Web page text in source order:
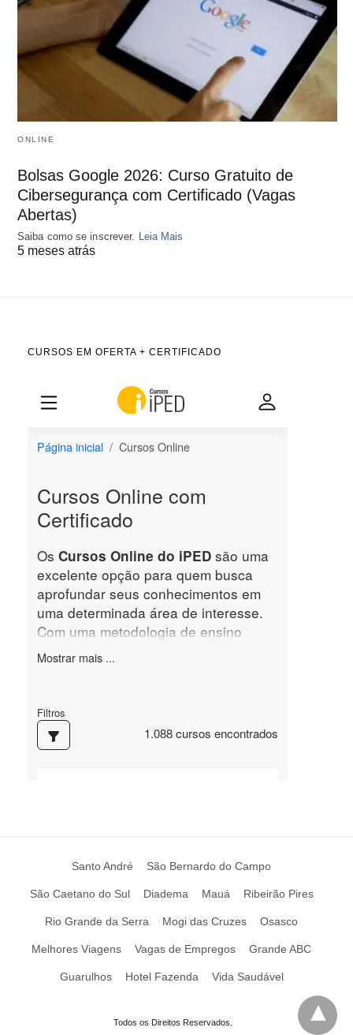
ONLINE
Bolsas Google 2026: Curso Gratuito de
Cibersegurança com Certificado (Vagas
Abertas)
Saiba como se inscrever. Leia Mais
5 meses atrás
CURSOS EM OFERTA + CERTIFICADO
Santo André São Bernardo do Campo
São Caetano do Sul Diadema Mauá Ribeirão Pires
Rio Grande da Serra Mogi das Cruzes Osasco
Melhores Viagens Vagas de Empregos Grande ABC
Guarulhos Hotel Fazenda Vida Saudável
Todos os Direitos Reservados.